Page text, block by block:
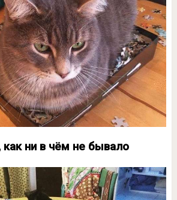
ни в чём не бывало